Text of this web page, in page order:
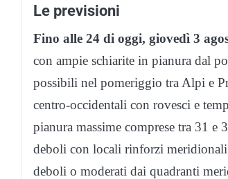
Le previsioni
Fino alle 24 di oggi, giovedì 3
con ampie schiarite in pianura dal
possibili nel pomeriggio tra Alpi e
centro-occidentali con rovesci e
pianura massime comprese tra 31
deboli con locali rinforzi
deboli o moderati dai quadranti